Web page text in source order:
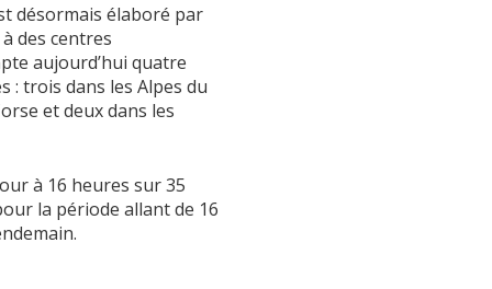
désormais élaboré par
des centres
aujourd’hui quatre
: trois dans les Alpes du
et deux dans les
à 16 heures sur 35
la période allant de 16